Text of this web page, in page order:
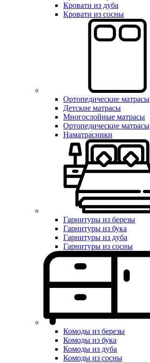
Кровати из дуба
Кровати из сосны
Ортопедические матрасы
Детские матрасы
Многослойные матрасы
Ортопедические матрасы
Наматрасники
Гарнитуры из березы
Гарнитуры из бука
Гарнитуры из дуба
Гарнитуры из сосны
Комоды из березы
Комоды из бука
Комоды из дуба
Комоды из сосны